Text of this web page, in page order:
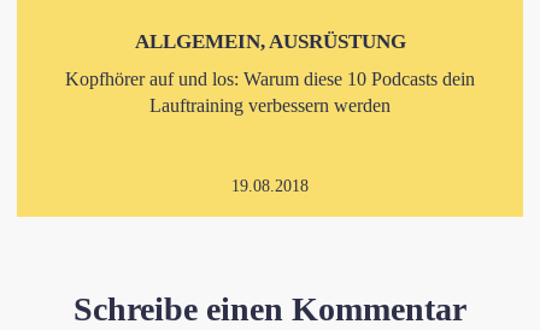
ALLGEMEIN, AUSRÜSTUNG
Kopfhörer auf und los: Warum diese 10 Podcasts dein
Lauftraining verbessern werden
19.08.2018
Schreibe einen Kommentar